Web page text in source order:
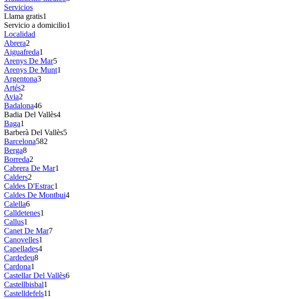
Servicios
Llama gratis1
Servicio a domicilio1
Localidad
Abrera2
Aiguafreda1
Arenys De Mar5
Arenys De Munt1
Argentona3
Artés2
Avia2
Badalona46
Badia Del Vallès4
Baga1
Barberà Del Vallès5
Barcelona582
Berga8
Borreda2
Cabrera De Mar1
Calders2
Caldes D'Estrac1
Caldes De Montbui4
Calella6
Calldetenes1
Callus1
Canet De Mar7
Canovelles1
Capellades4
Cardedeu8
Cardona1
Castellar Del Vallès6
Castellbisbal1
Castelldefels11